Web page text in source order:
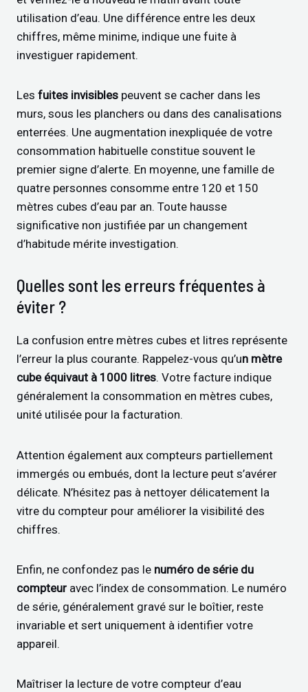
utilisation d’eau. Une différence entre les deux
chiffres, même minime, indique une fuite à
investiguer rapidement.
Lesfuites invisibles peuvent se cacher dans les
murs, sous les planchers ou dans des canalisations
enterrées. Une augmentation inexpliquée de votre
consommation habituelle constitue souvent le
premier signe d’alerte. En moyenne, une famille de
quatre personnes consomme entre 120 et 150
mètres cubes d’eau par an. Toute hausse
significative non justifiée par un changement
d’habitude mérite investigation.
Quelles sont les erreurs fréquentes à
éviter ?
La confusion entre mètres cubes et litres représente
l’erreur la plus courante. Rappelez-vous qu’un mètre
cube équivaut à 1000 litres. Votre facture indique
généralement la consommation en mètres cubes,
unité utilisée pour la facturation.
Attention également aux compteurs partiellement
immergés ou embués, dont la lecture peut s’avérer
délicate. N’hésitez pas à nettoyer délicatement la
vitre du compteur pour améliorer la visibilité des
chiffres.
Enfin, ne confondez pas le numéro de série du
compteur avec l’index de consommation. Le numéro
de série, généralement gravé sur le boîtier, reste
invariable et sert uniquement à identifier votre
appareil.
Maîtriser la lecture de votre compteur d’eau